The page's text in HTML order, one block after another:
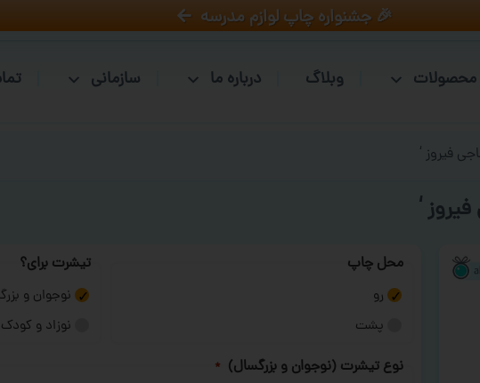
🎉 جشنواره چاپ لوازم مدرسه
محصولات وبلاگ درباره ما سازمانی
فیروز ‘
‘
محل چاپ
رو
پشت
تیشرت برای؟
نوجوان و
نوزاد و کودک
نوع تیشرت (نوجوان و بزرگسال) *